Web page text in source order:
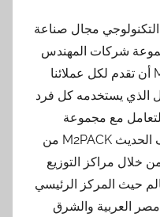
مجال صناعة
شركات المهندس
منسي للتغليف الحديث M2PACK أن تقدم لكل عملائنا
الذي يستخدمه كل فرد
التعامل مع مجموعة
شركات المهندس منسي للتغليف الحديث M2PACK من
خلال مراكز التوزيع
حيث المركز الرئيسي
العربية والشرق